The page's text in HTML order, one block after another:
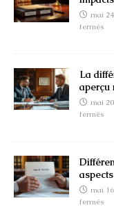
mai
fermés
La
aperçu
mai
fermés
mai
fermés